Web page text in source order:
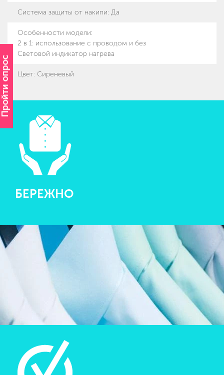
Пройти опрос
Система защиты от накипи: Да
Особенности модели:
2 в 1: использование с проводом и без
Световой индикатор нагрева
Цвет: Сиреневый
БЕРЕЖНО